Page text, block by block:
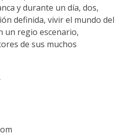
y durante un día, dos,
definida, vivir el mundo del
un regio escenario,
de sus muchos